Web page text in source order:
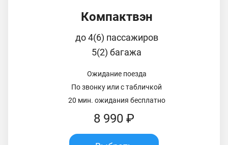
Компактвэн
до 4(6) пассажиров
5(2) багажа
Ожидание поезда
По звонку или с табличкой
20 мин. ожидания бесплатно
8 990 ₽